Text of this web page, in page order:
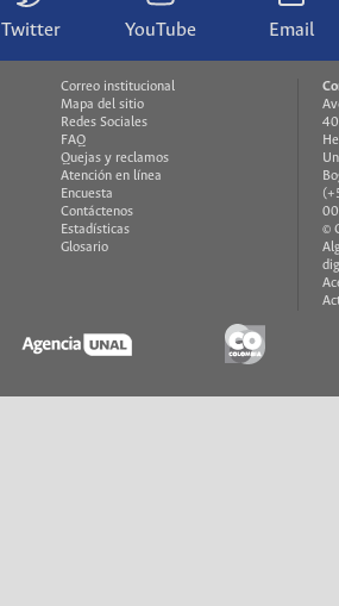
Twitter YouTube Email
Correo institucional
Mapa del sitio
Redes Sociales
FAQ
Quejas y reclamos
Atención en línea
Encuesta
Contáctenos
Estadísticas
Glosario
©